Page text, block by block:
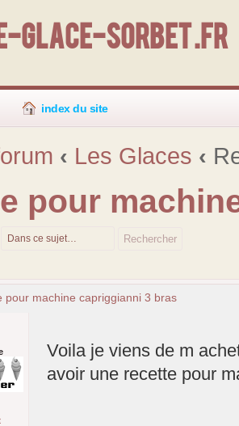
Glace-Sorbet .fr
index du site
‹ Les Glaces ‹
pour
pour machine capriggianni 3 bras
Voila je viens de m
avoir une recette pour